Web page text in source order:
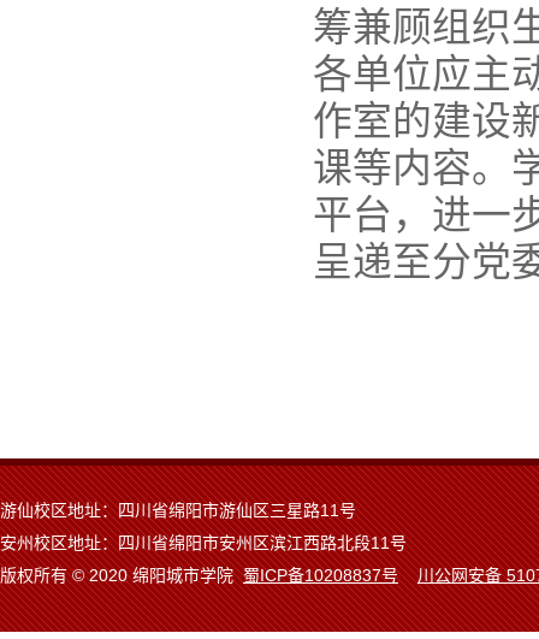
筹兼顾组织
各单位应主
作室的建设
课等内容。
平台，进一
呈递至分党
游仙校区地址：四川省绵阳市游仙区三星路11号
安州校区地址：四川省绵阳市安州区滨江西路北段11号
版权所有 © 2020 绵阳城市学院蜀ICP备10208837号 川公网安备